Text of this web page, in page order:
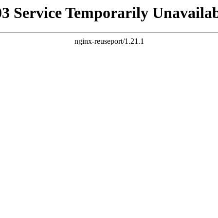
Service Temporarily
nginx-reuseport/1.21.1